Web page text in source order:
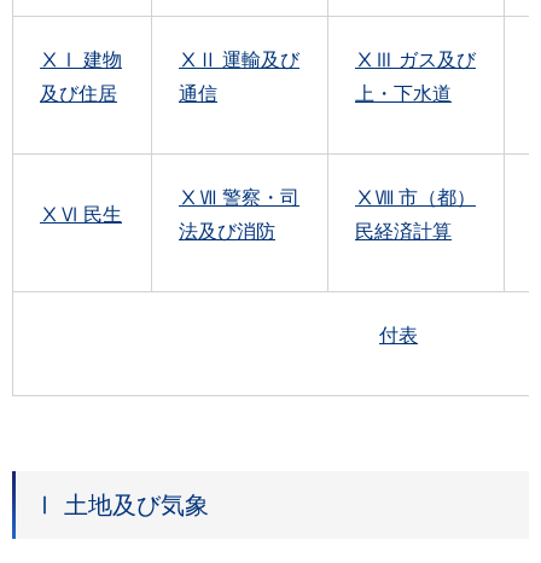
ⅩⅠ 建物
及び住居
ⅩⅡ 運輸及び
通信
ⅩⅢ ガス及び
上・下水道
ⅩⅥ 民生
ⅩⅦ 警察・司
法及び消防
ⅩⅧ 市（都）
民経済計算
付表
Ⅰ 土地及び気象